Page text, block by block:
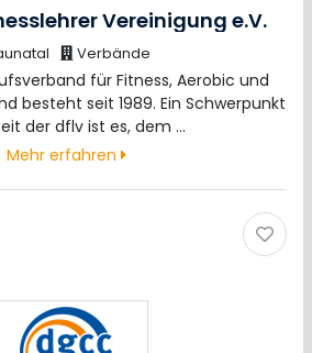
Vereinigung e.V.
Verbände
für Fitness, Aerobic und
besteht seit 1989. Ein Schwerpunkt
der dflv ist es, dem …
Mehr erfahren